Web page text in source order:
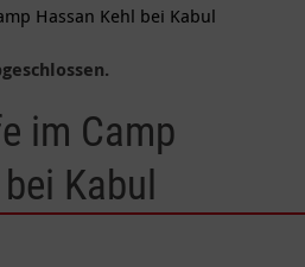
Hassan Kehl bei Kabul
im Camp
Kabul